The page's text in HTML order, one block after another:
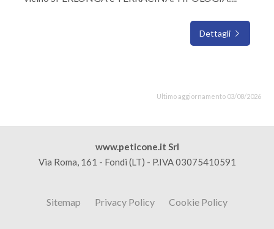
Dettagli
Ultimo aggiornamento 03/08/2026
www.peticone.it Srl
Via Roma, 161 - Fondi (LT) - P.IVA 03075410591
Sitemap Privacy Policy Cookie Policy